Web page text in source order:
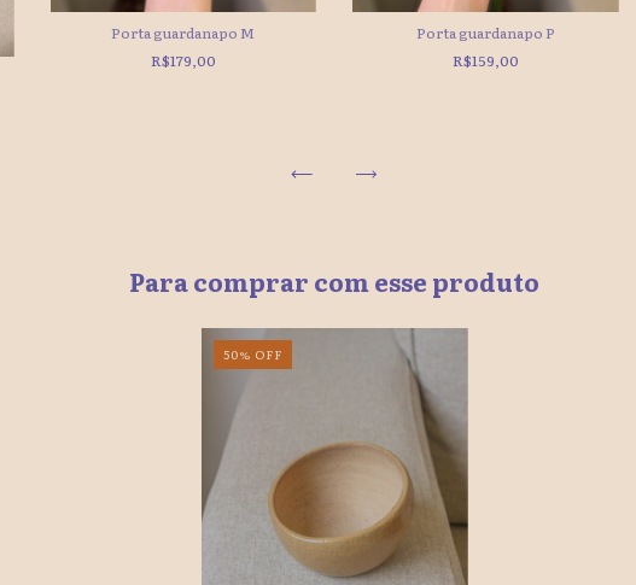
Porta guardanapo M
R$179,00
Porta guardanapo P
R$159,00
Para comprar com esse produto
50% OFF